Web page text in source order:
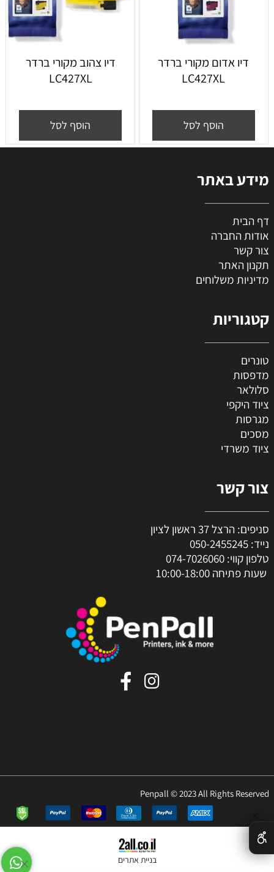
דיו אדום מקורי ברדר
LC427XL
הוסף לסל
דיו צהוב מקורי ברדר
LC427XL
הוסף לסל
מידע באתר
דף הבית
אודות החברה
צור קשר
תקנון האתר
מדיניות משלוחים
קטגוריות
טונרים
מדפסות
סלולאר
ציוד היקפי
מגרסות
מסכים
ציוד משרדי
צור קשר
סניפים: הרצל 37 ראשון לציון
נייד: 050-2455245
טלפון קווי: 074-7026060
שעות פתיחה 10:00-18:00
Penpall © 2023 All Rights Reserved
בניית אתרים